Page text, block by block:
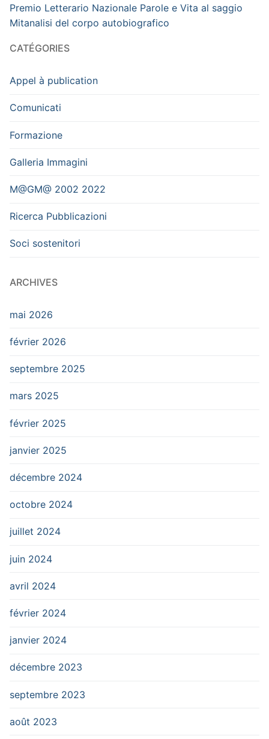
Premio Letterario Nazionale Parole e Vita al saggio
Mitanalisi del corpo autobiografico
CATÉGORIES
Appel à publication
Comunicati
Formazione
Galleria Immagini
M@GM@ 2002 2022
Ricerca Pubblicazioni
Soci sostenitori
ARCHIVES
mai 2026
février 2026
septembre 2025
mars 2025
février 2025
janvier 2025
décembre 2024
octobre 2024
juillet 2024
juin 2024
avril 2024
février 2024
janvier 2024
décembre 2023
septembre 2023
août 2023